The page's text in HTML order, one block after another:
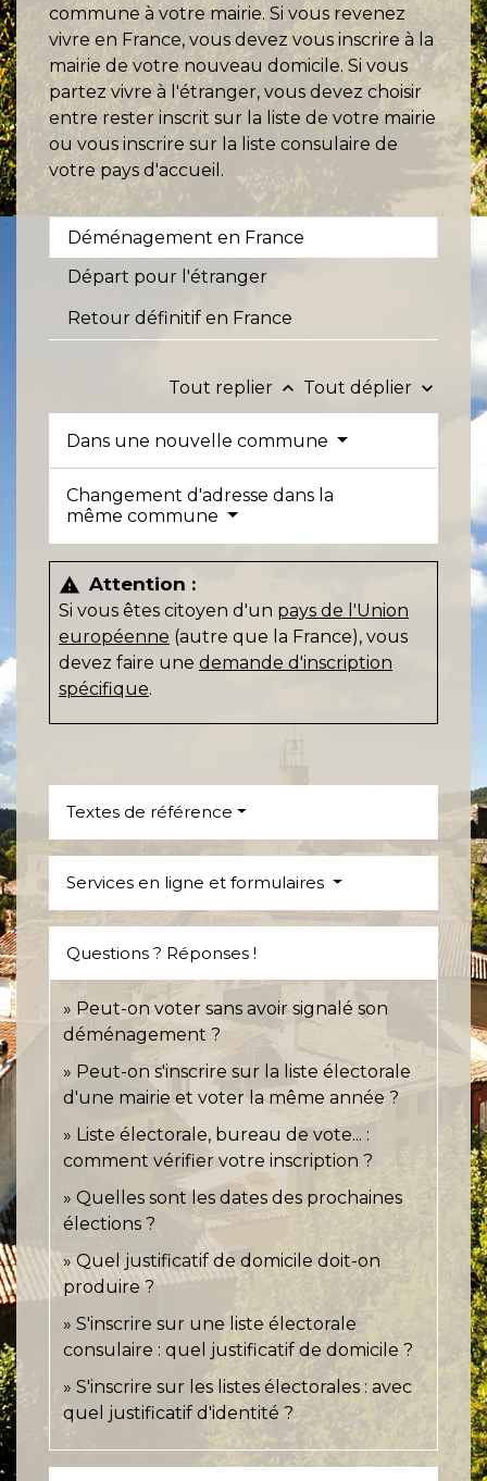
commune à votre mairie. Si vous revenez
vivre en France, vous devez vous inscrire à la
mairie de votre nouveau domicile. Si vous
partez vivre à l'étranger, vous devez choisir
entre rester inscrit sur la liste de votre mairie
ou vous inscrire sur la liste consulaire de
votre pays d'accueil.
Déménagement en France
Départ pour l'étranger
Retour définitif en France
Tout replier keyboard_arrow_up Tout déplier keyboard_arrow_down
Dans une nouvelle commune
Changement d'adresse dans la
même commune
warning Attention :
Si vous êtes citoyen d'un pays de l'Union
européenne (autre que la France), vous
devez faire une demande d'inscription
spécifique.
Textes de référence
Services en ligne et formulaires
Questions ? Réponses !
Peut-on voter sans avoir signalé son
déménagement ?
Peut-on s'inscrire sur la liste électorale
d'une mairie et voter la même année ?
Liste électorale, bureau de vote... :
comment vérifier votre inscription ?
Quelles sont les dates des prochaines
élections ?
Quel justificatif de domicile doit-on
produire ?
S'inscrire sur une liste électorale
consulaire : quel justificatif de domicile ?
S'inscrire sur les listes électorales : avec
quel justificatif d'identité ?